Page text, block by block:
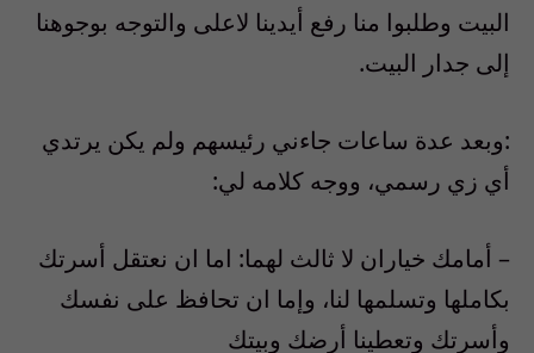
البيت وطلبوا منا رفع أيدينا لاعلى والتوجه بوجوهنا
إلى جدار البيت.
:وبعد عدة ساعات جاءني رئيسهم ولم يكن يرتدي
أي زي رسمي، ووجه كلامه لي:
– أمامك خياران لا ثالث لهما: اما ان نعتقل أسرتك
بكاملها وتسلمها لنا، وإما ان تحافظ على نفسك
وأسرتك وتعطينا أرضك وبيتك